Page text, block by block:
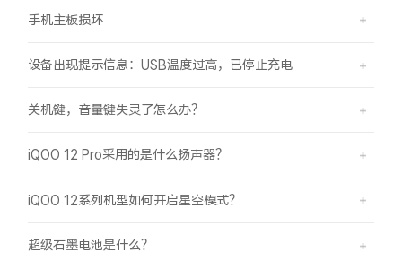
手机主板损坏
设备出现提示信息：USB温度过高，已停止充电
关机键，音量键失灵了怎么办？
iQOO 12 Pro采用的是什么扬声器？
iQOO 12系列机型如何开启星空模式？
超级石墨电池是什么？